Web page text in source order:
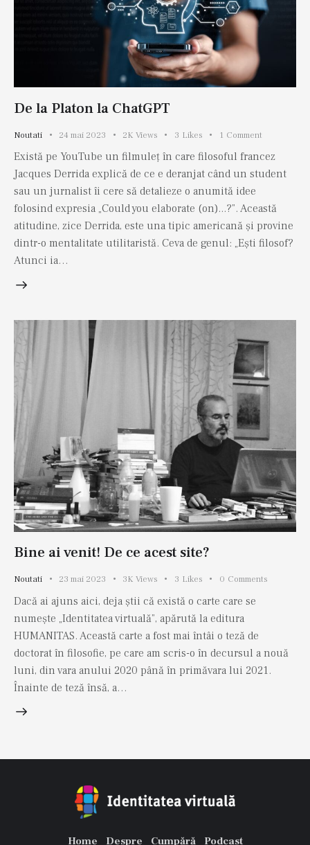
De la Platon la ChatGPT
Noutati 24 mai 2023 2K Views 3 Likes 1 Comment
Există pe YouTube un filmuleț în care filosoful francez
Jacques Derrida explică de ce e deranjat când un student
sau un jurnalist îi cere să detalieze o anumită idee
folosind expresia „Could you elaborate (on)...?”. Această
atitudine, zice Derrida, este una tipic americană și provine
dintr-o mentalitate utilitaristă. Ceva de genul: „Ești filosof?
Atunci ia…
Bine ai venit! De ce acest site?
Noutati 23 mai 2023 3K Views 3 Likes 0 Comments
Dacă ai ajuns aici, deja știi că există o carte care se
numește „Identitatea virtuală”, apărută la editura
HUMANITAS. Această carte a fost mai întâi o teză de
doctorat în filosofie, pe care am scris-o în decursul a nouă
luni, din vara anului 2020 până în primăvara lui 2021.
Înainte de teză însă, a…
Home Despre Cumpără Podcast